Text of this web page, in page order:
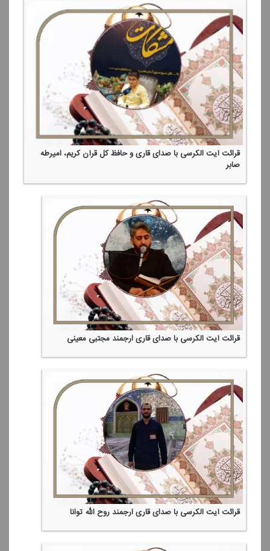
قرائت آیت الكرسی با صدای قاری و حافظ كل قرآن كریم، امیر‌طه
صابر
قرائت آیت الكرسی با صدای قاری ارجمند مجتبی معینی
قرائت آیت الكرسی با صدای قاری ارجمند روح الله توانا